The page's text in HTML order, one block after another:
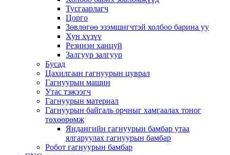
Тусгаарлагч
Цорго
Зөвлөгөө эзэмшигчтэй холбоо барина уу
Хун хүзүү
Резинэн ханцуй
Залгуур залгуур
Бусад
Цахилгаан гагнуурын цуврал
Гагнуурын машин
Утас тэжээгч
Гагнуурын материал
Гагнуурын байгаль орчныг хамгаалах тоног
төхөөрөмж
Яндангийн гагнуурын бамбар утаа
ялгаруулах гагнуурын бамбар
Робот гагнуурын бамбар